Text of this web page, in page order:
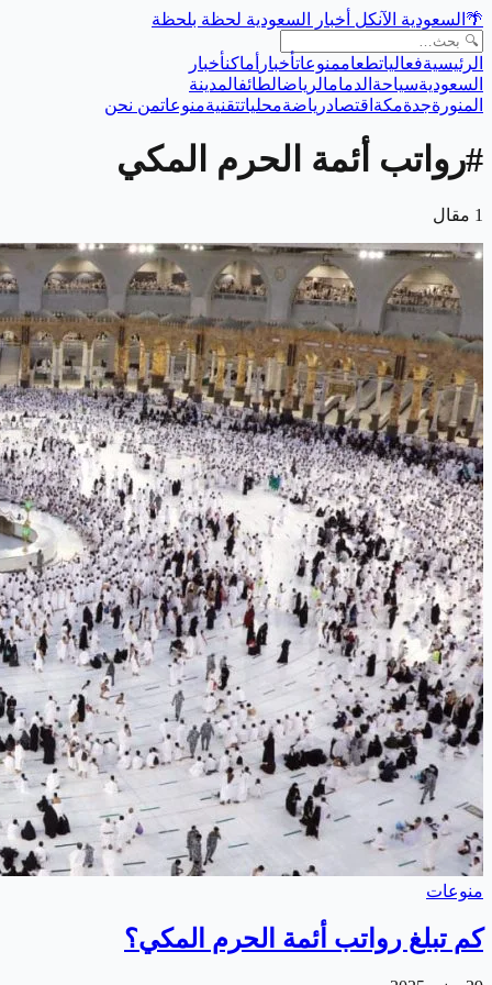
🌴 السعودية الآنكل أخبار السعودية لحظة بلحظة
الرئيسيةفعالياتطعاممنوعاتأخبار أماكنأخبار
السعوديةسياحة الدمامالرياضالطائفالمدينة
المنورةجدةمكة اقتصادرياضةمحلياتتقنيةمنوعاتمن نحن
#رواتب أئمة الحرم المكي
1 مقال
منوعات
كم تبلغ رواتب أئمة الحرم المكي؟